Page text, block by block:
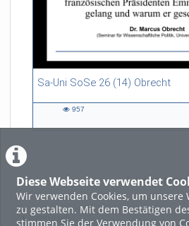
Diese Webseite verwendet
Wir verwenden Cookies, um
zu gestalten. Mit dem Bestätigen
stimmen Sie der Verwendung von
Sa-Uni SoSe 26 (14) Obrecht
46:53 duration
957
LADE
Featured